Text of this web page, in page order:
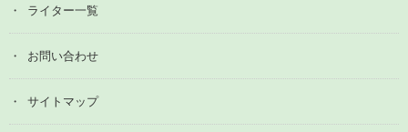
ライター一覧
お問い合わせ
サイトマップ